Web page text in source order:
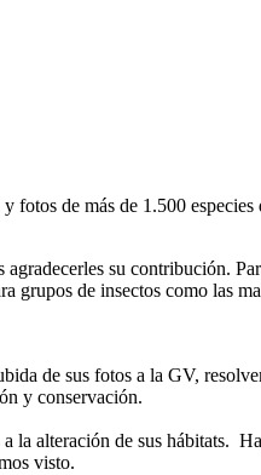
de más de 1.500 especies
su contribución.
grupos de insectos como las
de sus fotos a la GV,
y conservación.
la alteración de sus hábitats.
visto.